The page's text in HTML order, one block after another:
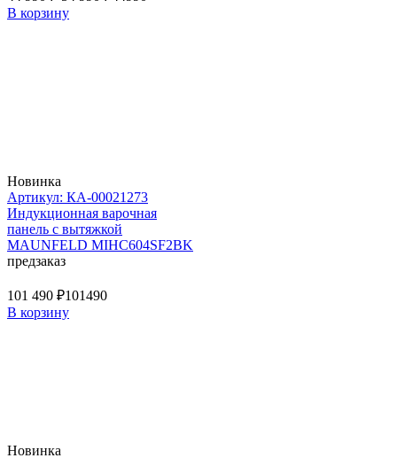
В корзину
Новинка
Артикул: КА-00021273
Индукционная варочная
панель с вытяжкой
MAUNFELD MIHC604SF2BK
предзаказ
101 490 ₽101490
В корзину
Новинка